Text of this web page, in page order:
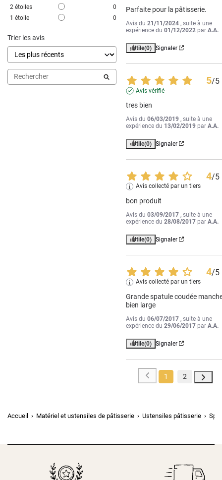
2 étoiles
0
1 étoile 0
Trier les avis
Parfaite pour la pâtisserie.
Avis du21/11/2024 , suite à une
expérience du01/12/2022 parA.A.
Utile(0) Signaler
5/5
Avis vérifié
tres bien
Avis du06/03/2019 , suite à une
expérience du 13/02/2019 parA.A.
Utile(0) Signaler
4/5
Avis collecté par un tiers
bon produit
Avis du03/09/2017 , suite à une
expérience du28/08/2017 parA.A.
Utile(0) Signaler
4/5
Avis collecté par un tiers
Grande spatule coudée
bien large
Avis du06/07/2017 , suite à une
expérience du29/06/2017 parA.A.
Utile(0) Signaler
1 2
Accueil Matériel et ustensiles de pâtisserie Ustensiles pâtisserie